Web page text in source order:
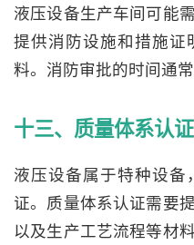
液压设备生产车间可能
提供消防设施和措施
料。消防审批的时间通常
十三、质量体系认证
液压设备属于特种设
证。质量体系认证需要
以及生产工艺流程等材